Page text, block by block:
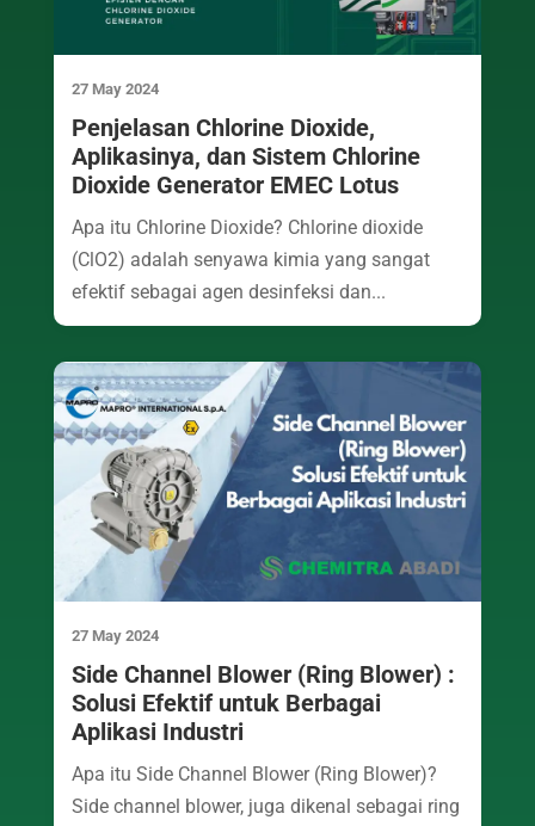
27 May 2024
Penjelasan Chlorine Dioxide,
Aplikasinya, dan Sistem Chlorine
Dioxide Generator EMEC Lotus
Apa itu Chlorine Dioxide? Chlorine dioxide
(ClO2) adalah senyawa kimia yang sangat
efektif sebagai agen desinfeksi dan...
27 May 2024
Side Channel Blower (Ring Blower) :
Solusi Efektif untuk Berbagai
Aplikasi Industri
Apa itu Side Channel Blower (Ring Blower)?
Side channel blower, juga dikenal sebagai ring